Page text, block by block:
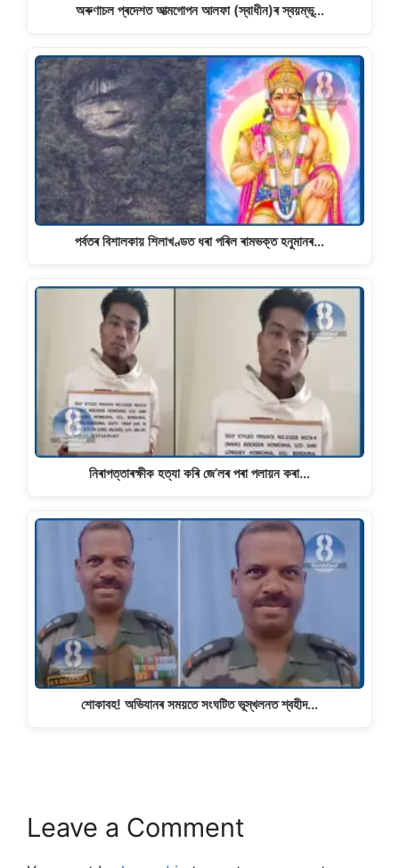
অৰুণাচল প্ৰদেশত আত্মগোপন আলফা (স্বাধীন)ৰ স্বয়ম্ভূ…
পৰ্বতৰ বিশালকায় শিলাখণ্ডত ধৰা পৰিল ৰামভক্ত হনুমানৰ…
নিৰাপত্তাৰক্ষীক হত্যা কৰি জে’লৰ পৰা পলায়ন কৰা…
শোকাবহ! অভিযানৰ সময়তে সংঘটিত ভূস্খলনত শ্বহীদ…
Leave a Comment